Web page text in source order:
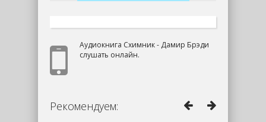
Аудиокнига Схимник - Дамир Брэди
слушать онлайн.
Рекомендуем: